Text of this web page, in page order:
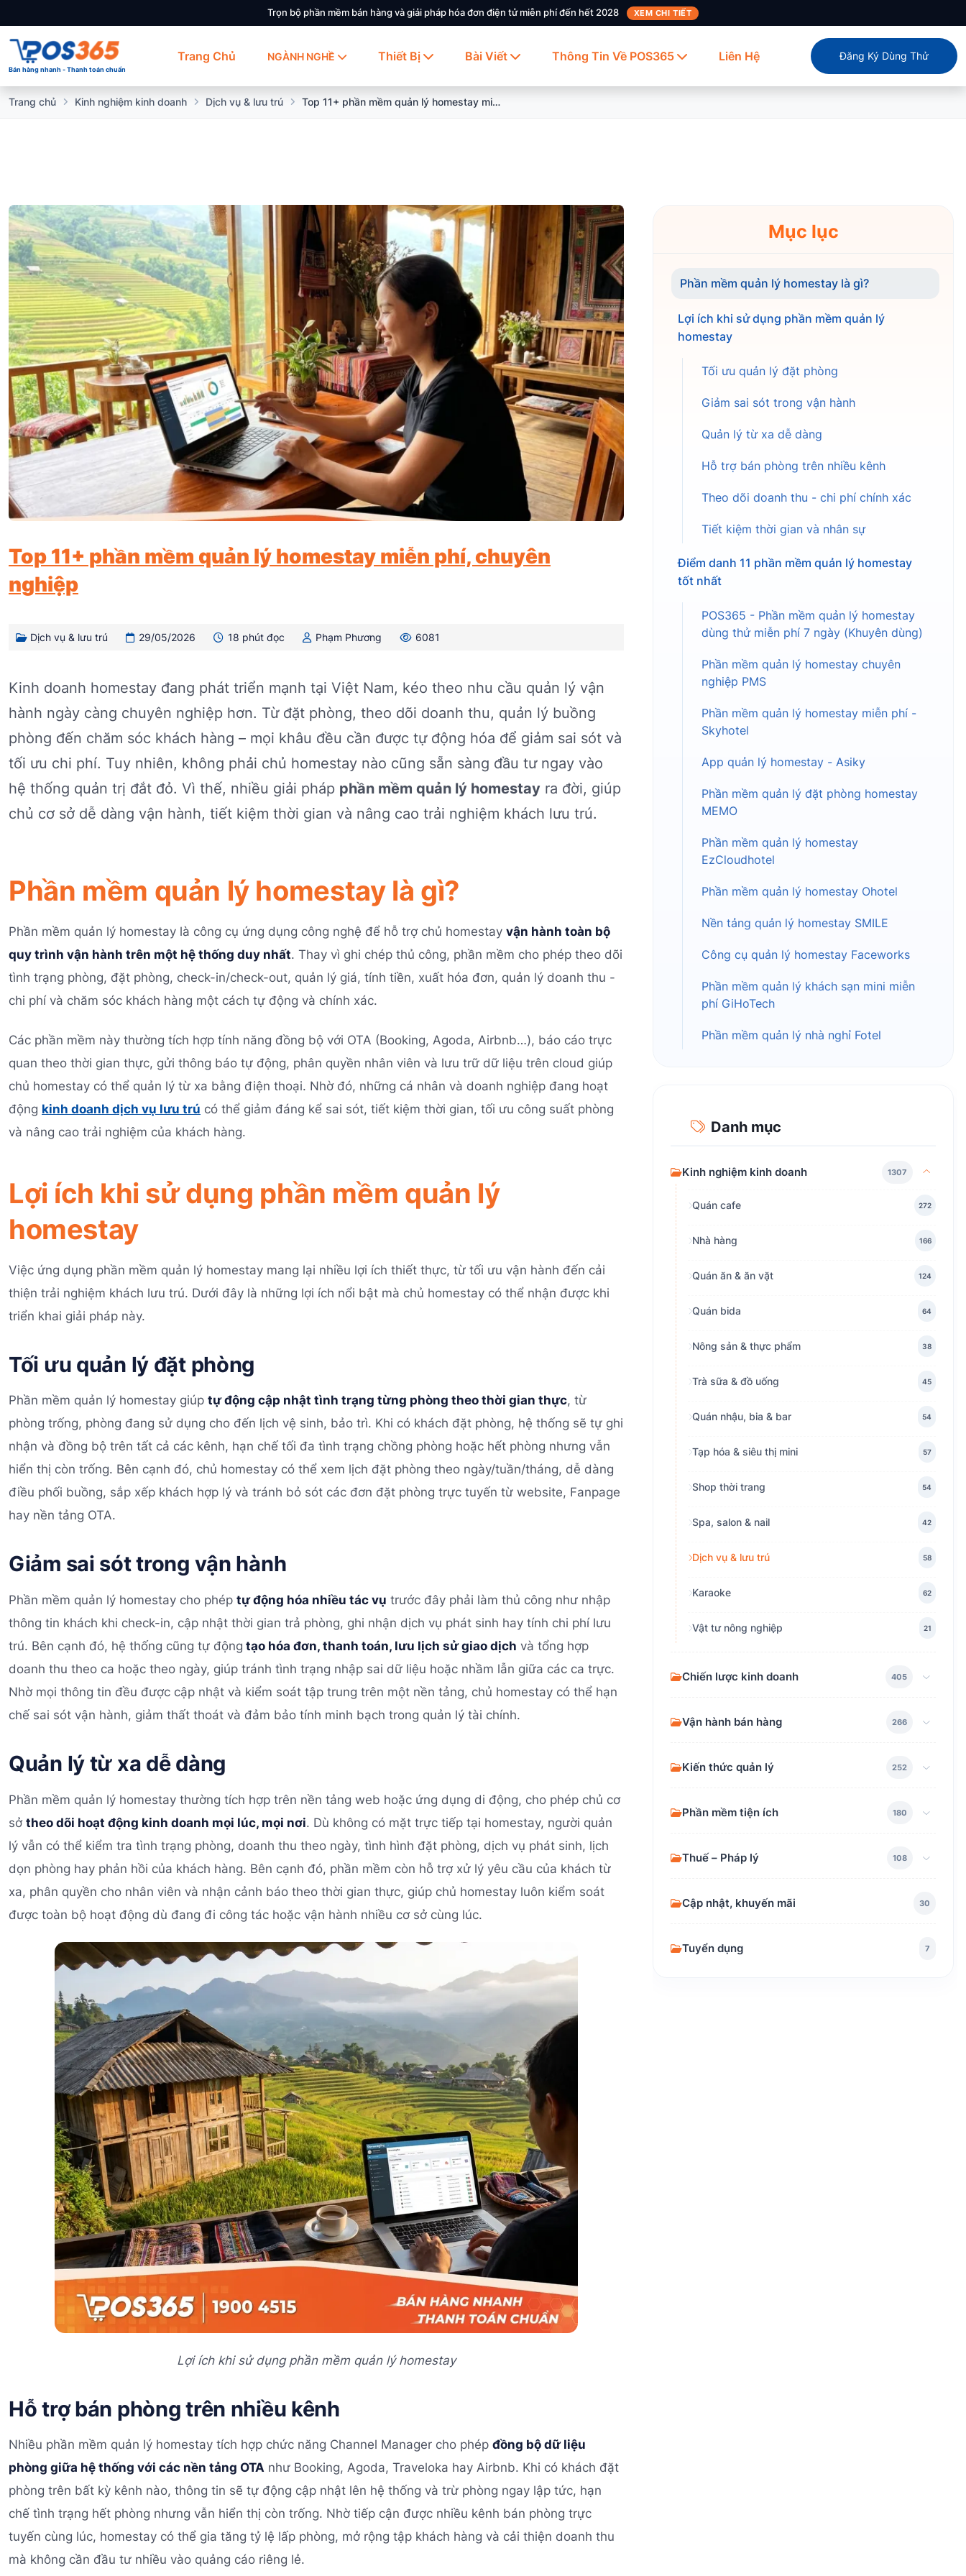
Trọn bộ phần mềm bán hàng và giải pháp hóa đơn điện tử miễn phí đến hết 2028 XEM CHI TIẾT
Bán hàng nhanh - Thanh toán chuẩn
Trang Chủ NGÀNH NGHỀ Thiết Bị Bài Viết Thông Tin Về POS365 Liên Hệ Đăng Ký Dùng Thử
Trang chủ Kinh nghiệm kinh doanh Dịch vụ & lưu trú Top 11+ phần mềm quản lý homestay miễn phí, chuyên nghiệp
Top 11+ phần mềm quản lý homestay miễn phí, chuyên
nghiệp
Dịch vụ & lưu trú 29/05/2026 18 phút đọc Phạm Phương 6081
Kinh doanh homestay đang phát triển mạnh tại Việt Nam, kéo theo nhu cầu quản lý vận
hành ngày càng chuyên nghiệp hơn. Từ đặt phòng, theo dõi doanh thu, quản lý buồng
phòng đến chăm sóc khách hàng – mọi khâu đều cần được tự động hóa để giảm sai sót và
tối ưu chi phí. Tuy nhiên, không phải chủ homestay nào cũng sẵn sàng đầu tư ngay vào
hệ thống quản trị đắt đỏ. Vì thế, nhiều giải pháp phần mềm quản lý homestay ra đời, giúp
chủ cơ sở dễ dàng vận hành, tiết kiệm thời gian và nâng cao trải nghiệm khách lưu trú.
Phần mềm quản lý homestay là gì?
Phần mềm quản lý homestay là công cụ ứng dụng công nghệ để hỗ trợ chủ homestay vận hành toàn bộ
quy trình vận hành trên một hệ thống duy nhất. Thay vì ghi chép thủ công, phần mềm cho phép theo dõi
tình trạng phòng, đặt phòng, check-in/check-out, quản lý giá, tính tiền, xuất hóa đơn, quản lý doanh thu -
chi phí và chăm sóc khách hàng một cách tự động và chính xác.
Các phần mềm này thường tích hợp tính năng đồng bộ với OTA (Booking, Agoda, Airbnb…), báo cáo trực
quan theo thời gian thực, gửi thông báo tự động, phân quyền nhân viên và lưu trữ dữ liệu trên cloud giúp
chủ homestay có thể quản lý từ xa bằng điện thoại. Nhờ đó, những cá nhân và doanh nghiệp đang hoạt
động kinh doanh dịch vụ lưu trú có thể giảm đáng kể sai sót, tiết kiệm thời gian, tối ưu công suất phòng
và nâng cao trải nghiệm của khách hàng.
Lợi ích khi sử dụng phần mềm quản lý
homestay
Việc ứng dụng phần mềm quản lý homestay mang lại nhiều lợi ích thiết thực, từ tối ưu vận hành đến cải
thiện trải nghiệm khách lưu trú. Dưới đây là những lợi ích nổi bật mà chủ homestay có thể nhận được khi
triển khai giải pháp này.
Tối ưu quản lý đặt phòng
Phần mềm quản lý homestay giúp tự động cập nhật tình trạng từng phòng theo thời gian thực, từ
phòng trống, phòng đang sử dụng cho đến lịch vệ sinh, bảo trì. Khi có khách đặt phòng, hệ thống sẽ tự ghi
nhận và đồng bộ trên tất cả các kênh, hạn chế tối đa tình trạng chồng phòng hoặc hết phòng nhưng vẫn
hiển thị còn trống. Bên cạnh đó, chủ homestay có thể xem lịch đặt phòng theo ngày/tuần/tháng, dễ dàng
điều phối buồng, sắp xếp khách hợp lý và tránh bỏ sót các đơn đặt phòng trực tuyến từ website, Fanpage
hay nền tảng OTA.
Giảm sai sót trong vận hành
Phần mềm quản lý homestay cho phép tự động hóa nhiều tác vụ trước đây phải làm thủ công như nhập
thông tin khách khi check-in, cập nhật thời gian trả phòng, ghi nhận dịch vụ phát sinh hay tính chi phí lưu
trú. Bên cạnh đó, hệ thống cũng tự động tạo hóa đơn, thanh toán, lưu lịch sử giao dịch và tổng hợp
doanh thu theo ca hoặc theo ngày, giúp tránh tình trạng nhập sai dữ liệu hoặc nhầm lẫn giữa các ca trực.
Nhờ mọi thông tin đều được cập nhật và kiểm soát tập trung trên một nền tảng, chủ homestay có thể hạn
chế sai sót vận hành, giảm thất thoát và đảm bảo tính minh bạch trong quản lý tài chính.
Quản lý từ xa dễ dàng
Phần mềm quản lý homestay thường tích hợp trên nền tảng web hoặc ứng dụng di động, cho phép chủ cơ
sở theo dõi hoạt động kinh doanh mọi lúc, mọi nơi. Dù không có mặt trực tiếp tại homestay, người quản
lý vẫn có thể kiểm tra tình trạng phòng, doanh thu theo ngày, tình hình đặt phòng, dịch vụ phát sinh, lịch
dọn phòng hay phản hồi của khách hàng. Bên cạnh đó, phần mềm còn hỗ trợ xử lý yêu cầu của khách từ
xa, phân quyền cho nhân viên và nhận cảnh báo theo thời gian thực, giúp chủ homestay luôn kiểm soát
được toàn bộ hoạt động dù đang đi công tác hoặc vận hành nhiều cơ sở cùng lúc.
Lợi ích khi sử dụng phần mềm quản lý homestay
Hỗ trợ bán phòng trên nhiều kênh
Nhiều phần mềm quản lý homestay tích hợp chức năng Channel Manager cho phép đồng bộ dữ liệu
phòng giữa hệ thống với các nền tảng OTA như Booking, Agoda, Traveloka hay Airbnb. Khi có khách đặt
phòng trên bất kỳ kênh nào, thông tin sẽ tự động cập nhật lên hệ thống và trừ phòng ngay lập tức, hạn
chế tình trạng hết phòng nhưng vẫn hiển thị còn trống. Nhờ tiếp cận được nhiều kênh bán phòng trực
tuyến cùng lúc, homestay có thể gia tăng tỷ lệ lấp phòng, mở rộng tập khách hàng và cải thiện doanh thu
mà không cần đầu tư nhiều vào quảng cáo riêng lẻ.
Mục lục
Phần mềm quản lý homestay là gì?
Lợi ích khi sử dụng phần mềm quản lý
homestay
Tối ưu quản lý đặt phòng
Giảm sai sót trong vận hành
Quản lý từ xa dễ dàng
Hỗ trợ bán phòng trên nhiều kênh
Theo dõi doanh thu - chi phí chính xác
Tiết kiệm thời gian và nhân sự
Điểm danh 11 phần mềm quản lý homestay
tốt nhất
POS365 - Phần mềm quản lý homestay
dùng thử miễn phí 7 ngày (Khuyên dùng)
Phần mềm quản lý homestay chuyên
nghiệp PMS
Phần mềm quản lý homestay miễn phí -
Skyhotel
App quản lý homestay - Asiky
Phần mềm quản lý đặt phòng homestay
MEMO
Phần mềm quản lý homestay
EzCloudhotel
Phần mềm quản lý homestay Ohotel
Nền tảng quản lý homestay SMILE
Công cụ quản lý homestay Faceworks
Phần mềm quản lý khách sạn mini miễn
phí GiHoTech
Phần mềm quản lý nhà nghỉ Fotel
Danh mục
Kinh nghiệm kinh doanh 1307
Quán cafe 272
Nhà hàng 166
Quán ăn & ăn vặt 124
Quán bida 64
Nông sản & thực phẩm 38
Trà sữa & đồ uống 45
Quán nhậu, bia & bar 54
Tạp hóa & siêu thị mini 57
Shop thời trang 54
Spa, salon & nail 42
Dịch vụ & lưu trú 58
Karaoke 62
Vật tư nông nghiệp 21
Chiến lược kinh doanh 405
Vận hành bán hàng 266
Kiến thức quản lý 252
Phần mềm tiện ích 180
Thuế – Pháp lý 108
Cập nhật, khuyến mãi 30
Tuyển dụng 7